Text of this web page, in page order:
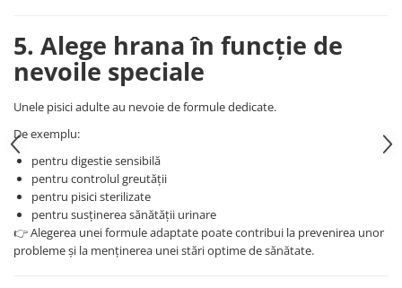
5. Alege hrana în funcție de
nevoile speciale
Unele pisici adulte au nevoie de formule dedicate.
De exemplu:
pentru digestie sensibilă
pentru controlul greutății
pentru pisici sterilizate
pentru susținerea sănătății urinare
👉 Alegerea unei formule adaptate poate contribui la prevenirea unor
probleme și la menținerea unei stări optime de sănătate.